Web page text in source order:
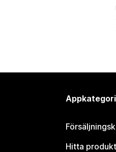
Hitta